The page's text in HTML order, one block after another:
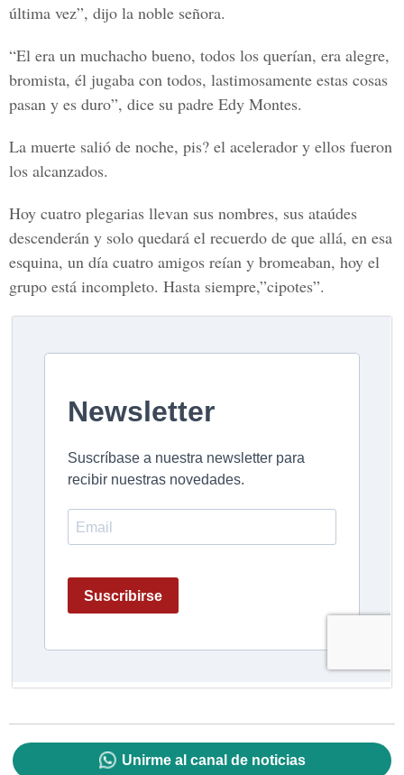
última vez”, dijo la noble señora.
“El era un muchacho bueno, todos los querían, era alegre,
bromista, él jugaba con todos, lastimosamente estas cosas
pasan y es duro”, dice su padre Edy Montes.
La muerte salió de noche, pis? el acelerador y ellos fueron
los alcanzados.
Hoy cuatro plegarias llevan sus nombres, sus ataúdes
descenderán y solo quedará el recuerdo de que allá, en esa
esquina, un día cuatro amigos reían y bromeaban, hoy el
grupo está incompleto. Hasta siempre,”cipotes”.
Unirme al canal de noticias